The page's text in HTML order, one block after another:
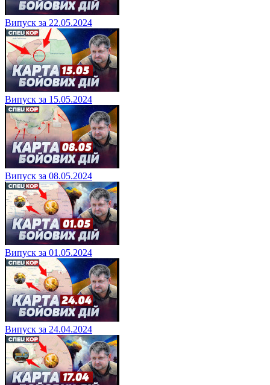
Випуск за 22.05.2024
Випуск за 15.05.2024
Випуск за 08.05.2024
Випуск за 01.05.2024
Випуск за 24.04.2024